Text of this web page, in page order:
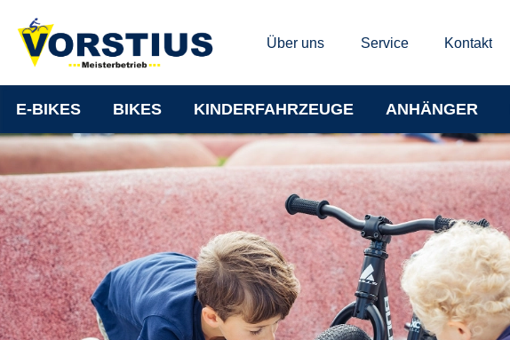
Über uns Service Kontakt
E-BIKES BIKES KINDERFAHRZEUGE ANHÄNGER